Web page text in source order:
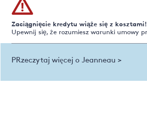
Zaciągnięcie kredytu wiąże się z kosztami!
Upewnij się, że rozumiesz warunki umowy
PRzeczytaj więcej o Jeanneau >